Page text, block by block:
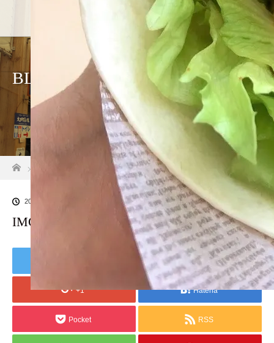
店舗紹介 アクセ
BLOG
IMG_8982
2020.06.5
IMG_8982
Share
+1 Hatena
Pocket RSS